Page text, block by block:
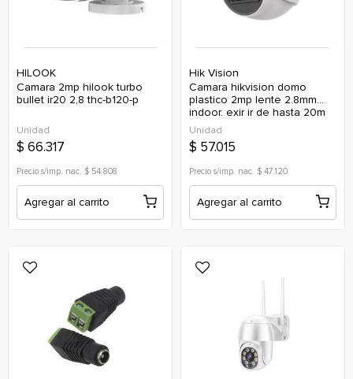
HILOOK
camara 2mp hilook turbo
bullet ir20 2,8 thc-b120-p
Unidad
$ 66.317
Precio s/imp. nac. $ 54.808
Agregar al carrito
Hik Vision
camara hikvision domo
plastico 2mp lente 2.8mm
indoor, exir ir de hasta 20m
ds-2ce76d0t-exipf
Unidad
$ 57.015
Precio s/imp. nac. $ 47.120
Agregar al carrito